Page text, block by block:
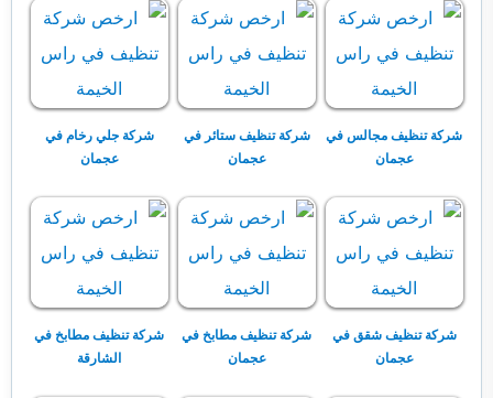
شركة تنظيف مجالس في
عجمان
شركة تنظيف ستائر في
عجمان
شركة جلي رخام في
عجمان
شركة تنظيف شقق في
عجمان
شركة تنظيف مطابخ في
عجمان
شركة تنظيف مطابخ في
الشارقة